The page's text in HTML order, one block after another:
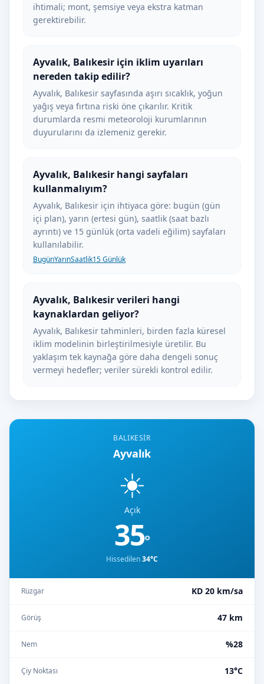
BALIKESIR
Ayvalık
☀️
Açık
35°
Hissedilen34°C
Rüzgar KD 20 km/sa
Görüş 47 km
Nem %28
Çiy Noktası 13°C
ihtimali; mont, şemsiye veya ekstra katman
gerektirebilir.
Ayvalık, Balıkesir için iklim uyarıları
nereden takip edilir?
Ayvalık, Balıkesir sayfasında aşırı sıcaklık, yoğun
yağış veya fırtına riski öne çıkarılır. Kritik
durumlarda resmi meteoroloji kurumlarının
duyurularını da izlemeniz gerekir.
Ayvalık, Balıkesir hangi sayfaları
kullanmalıyım?
Ayvalık, Balıkesir için ihtiyaca göre: bugün (gün
içi plan), yarın (ertesi gün), saatlik (saat bazlı
ayrıntı) ve 15 günlük (orta vadeli eğilim) sayfaları
kullanılabilir.
BugünYarınSaatlik15 Günlük
Ayvalık, Balıkesir verileri hangi
kaynaklardan geliyor?
Ayvalık, Balıkesir tahminleri, birden fazla küresel
iklim modelinin birleştirilmesiyle üretilir. Bu
yaklaşım tek kaynağa göre daha dengeli sonuç
vermeyi hedefler; veriler sürekli kontrol edilir.